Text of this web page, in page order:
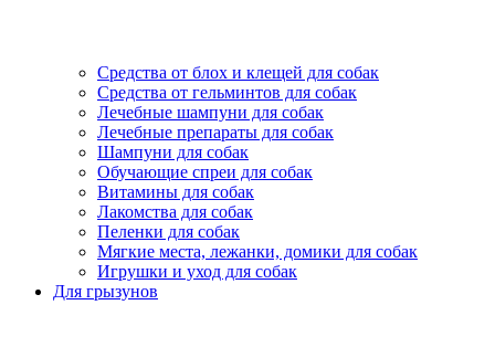
Средства от блох и клещей для собак
Средства от гельминтов для собак
Лечебные шампуни для собак
Лечебные препараты для собак
Шампуни для собак
Обучающие спреи для собак
Витамины для собак
Лакомства для собак
Пеленки для собак
Мягкие места, лежанки, домики для собак
Игрушки и уход для собак
Для грызунов